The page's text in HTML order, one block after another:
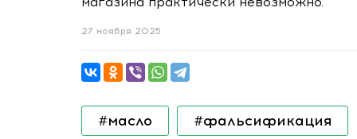
27 ноября 2025
#масло #фальсификация